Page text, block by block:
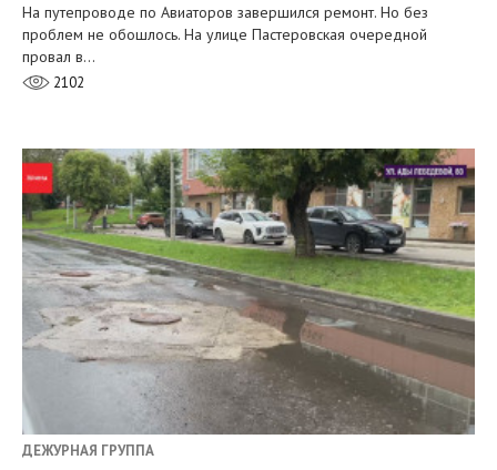
На путепроводе по Авиаторов завершился ремонт. Но без
проблем не обошлось. На улице Пастеровская очередной
провал в…
2102
ДЕЖУРНАЯ ГРУППА